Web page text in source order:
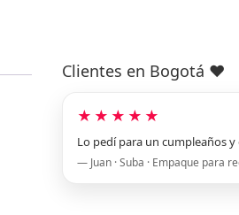
Clientes en Bogotá ❤️
★★★★★
Lo pedí para un cumpleaños
— Juan · Suba · Empaque para